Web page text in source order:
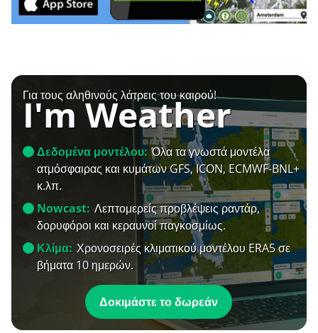
Για τους αληθινούς λάτρεις του καιρού!
I'm Weather
Δεδομένα μοντέλου: Όλα τα γνωστά μοντέλα
ατμόσφαιρας και κυμάτων GFS, ICON, ECMWF-BNL+
κ.λπ.
Nowcast: Λεπτομερείς προβλέψεις ραντάρ,
δορυφόροι και κεραυνοί παγκοσμίως.
Κλίμα: Χρονοσειρές κλιματικού μοντέλου ERA5 σε
βήματα 10 ημερών.
Δοκιμάστε το δωρεάν